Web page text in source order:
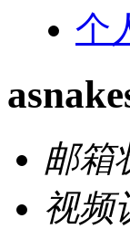
个
邮箱
视频